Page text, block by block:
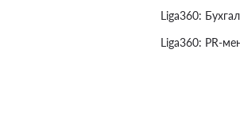
Liga360:
Liga360: PR-